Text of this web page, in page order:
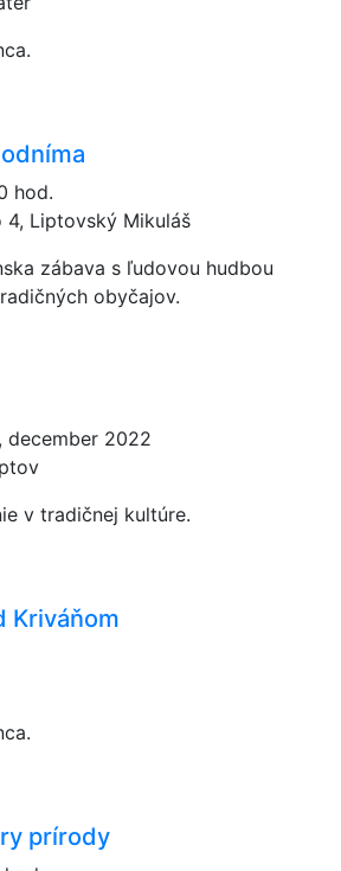
hod.
4, Liptovský Mikuláš
zábava s ľudovou hudbou
obyčajov.
december 2022
v tradičnej kultúre.
Kriváňom
prírody